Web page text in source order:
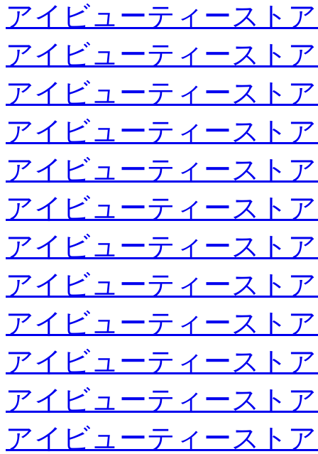
アイビューティースト
アイビューティースト
アイビューティースト
アイビューティースト
アイビューティースト
アイビューティースト
アイビューティースト
アイビューティースト
アイビューティースト
アイビューティースト
アイビューティースト
アイビューティースト